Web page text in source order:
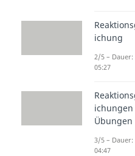
Körper —
Reaktion,
Hierbei
beteiligt:
ichung
2/5 – Dauer:
05:27
ichungen
Übungen
3/5 – Dauer:
04:47